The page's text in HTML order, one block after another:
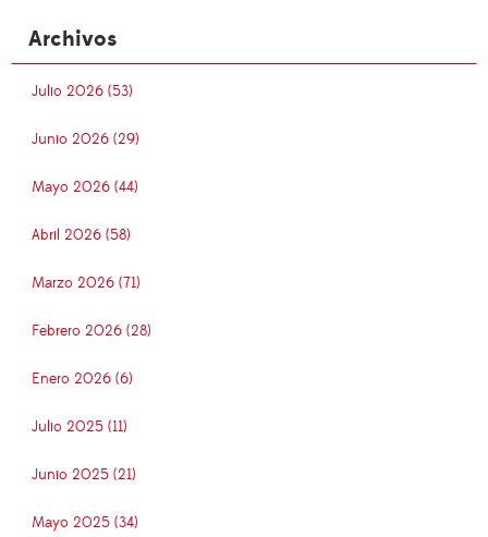
Archivos
Julio 2026 (53)
Junio 2026 (29)
Mayo 2026 (44)
Abril 2026 (58)
Marzo 2026 (71)
Febrero 2026 (28)
Enero 2026 (6)
Julio 2025 (11)
Junio 2025 (21)
Mayo 2025 (34)